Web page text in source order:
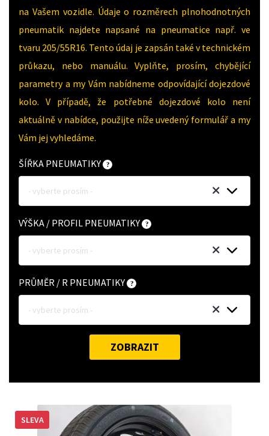
na Vašem vozidle. Údaje o rozměrech plnohodnotných
pneumatik najdete napsané na pneumatice např. ve
tvaru 205/55R16. Tento údaj je zapsán také v technickém
průkazu, nebo manuálu. Vyplňte, prosím, chybějící
parametry a my Vám nabídneme odpovídající dojezdové
kolo. V případě, že potřebné dojezdové kolo není
aktuálně v nabídce, použijte níže uvedený formulář a my
Vám jej vyhledáme.
ŠÍŘKA PNEUMATIKY
- vyberte prosím -
VÝŠKA / PROFIL PNEUMATIKY
- vyberte prosím -
PRŮMĚR / R PNEUMATIKY
- vyberte prosím -
ZOBRAZIT
SLEVA